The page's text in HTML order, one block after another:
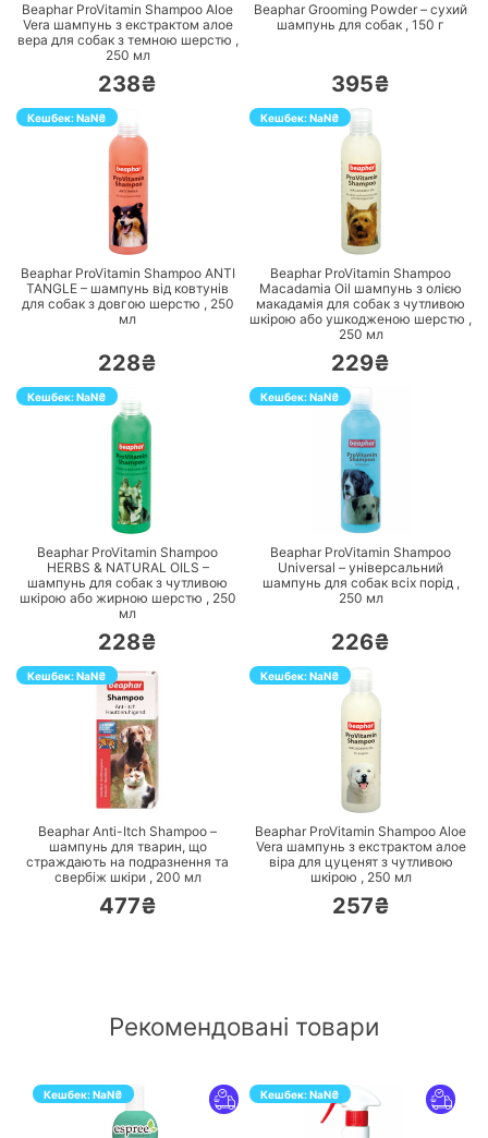
Beaphar ProVitamin Shampoo Aloe
Vera шампунь з екстрактом алое
вера для собак з темною шерстю ,
250 мл
238₴
Beaphar Grooming Powder – сухий
шампунь для собак , 150 г
395₴
Кешбек:NaN₴
ПЕРЕЙТИ
Beaphar ProVitamin Shampoo ANTI
TANGLE – шампунь від ковтунів
для собак з довгою шерстю , 250
мл
228₴
Кешбек:NaN₴
ПЕРЕЙТИ
Beaphar ProVitamin Shampoo
Macadamia Oil шампунь з олією
макадамія для собак з чутливою
шкірою або ушкодженою шерстю ,
250 мл
229₴
Кешбек:NaN₴
ПЕРЕЙТИ
Beaphar ProVitamin Shampoo
HERBS & NATURAL OILS –
шампунь для собак з чутливою
шкірою або жирною шерстю , 250
мл
228₴
Кешбек:NaN₴
ПЕРЕЙТИ
Beaphar ProVitamin Shampoo
Universal – універсальний
шампунь для собак всіх порід ,
250 мл
226₴
Кешбек:NaN₴
ПЕРЕЙТИ
Beaphar Anti-Itch Shampoo –
шампунь для тварин, що
страждають на подразнення та
свербіж шкіри , 200 мл
477₴
Кешбек:NaN₴
ПЕРЕЙТИ
Beaphar ProVitamin Shampoo Aloe
Vera шампунь з екстрактом алое
віра для цуценят з чутливою
шкірою , 250 мл
257₴
Рекомендовані товари
Кешбек:NaN₴ Кешбек:NaN₴